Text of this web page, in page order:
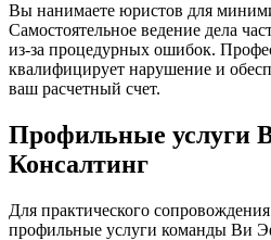
Вы нанимаете юристов для
Самостоятельное ведение дела
из-за процедурных ошибок.
квалифицирует нарушение и
ваш расчетный счет.
Профильные услуги
Консалтинг
Для практического
профильные услуги команды Ви